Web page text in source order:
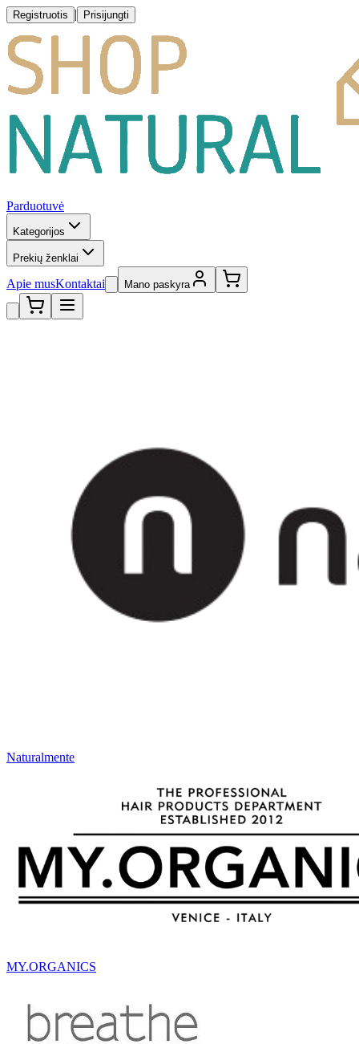
Registruotis | Prisijungti
Parduotuvė
Kategorijos
Prekių ženklai
Apie musKontaktai Mano paskyra
Naturalmente
MY.ORGANICS